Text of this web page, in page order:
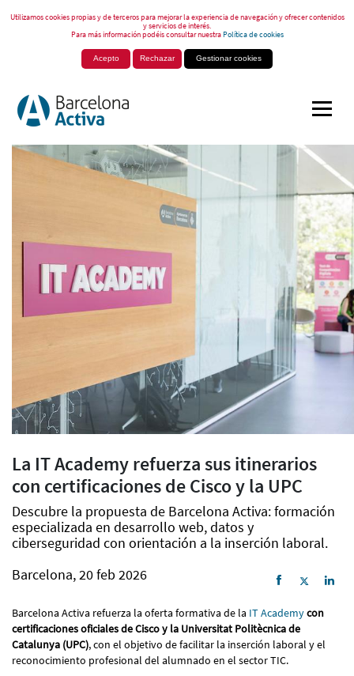
Utilizamos cookies propias y de terceros para mejorar la experiencia de navegación y ofrecer contenidos
y servicios de interés.
Para más información podéis consultar nuestraPolítica de cookies
Acepto Rechazar Gestionar cookies
La IT Academy refuerza sus itinerarios
con certificaciones de Cisco y la UPC
Descubre la propuesta de Barcelona Activa: formación
especializada en desarrollo web, datos y
ciberseguridad con orientación a la inserción laboral.
Barcelona, 20 feb 2026
Barcelona Activa refuerza la oferta formativa de la IT Academycon
certificaciones oficiales de Cisco y la Universitat Politècnica de
Catalunya (UPC), con el objetivo de facilitar la inserción laboral y el
reconocimiento profesional del alumnado en el sector TIC.